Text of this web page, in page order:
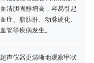
清胆固醇增高，容易引起
症、脂肪肝、动脉硬化、
管等疾病发生。
声仪器更清晰地观察甲状